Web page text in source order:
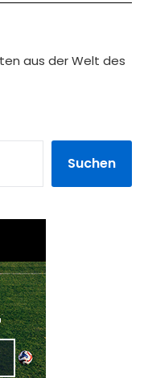
aus der Welt des
Suchen